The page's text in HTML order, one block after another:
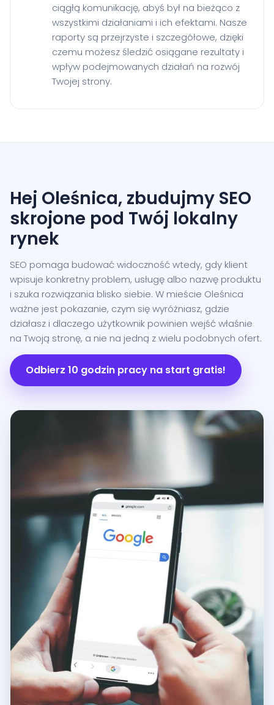
ciągłą komunikację, abyś był na bieżąco z
wszystkimi działaniami i ich efektami. Nasze
raporty są przejrzyste i szczegółowe, dzięki
czemu możesz śledzić osiągane rezultaty i
wpływ podejmowanych działań na rozwój
Twojej strony.
Hej Oleśnica, zbudujmy SEO
skrojone pod Twój lokalny
rynek
SEO pomaga budować widoczność wtedy, gdy klient
wpisuje konkretny problem, usługę albo nazwę produktu
i szuka rozwiązania blisko siebie. W mieście Oleśnica
ważne jest pokazanie, czym się wyróżniasz, gdzie
działasz i dlaczego użytkownik powinien wejść właśnie
na Twoją stronę, a nie na jedną z wielu podobnych ofert.
Odbierz 10 godzin pracy na start gratis!